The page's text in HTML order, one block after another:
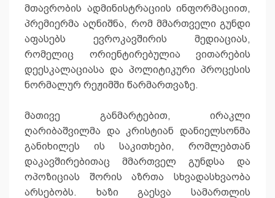
მთავრობის ადმინისტრაციის ინფორმაციით,
პრემიერმა აღნიშნა, რომ მმართველი გუნდი
აფასებს ევროკავშირის მედიაციას,
რომელიც ორიენტირებულია ვითარების
დეესკალაციასა და პოლიტიკური პროცესის
ნორმალურ რეჟიმში წარმართვაზე.
მათივე განმარტებით, ირაკლი
ღარიბაშვილმა და კრისტიან დანიელსონმა
განიხილეს ის საკითხები, რომლებთან
დაკავშირებითაც მმართველ გუნდსა და
ოპოზიციას შორის აზრთა სხვადასხვაობა
არსებობს. ხაზი გაესვა სამართლის